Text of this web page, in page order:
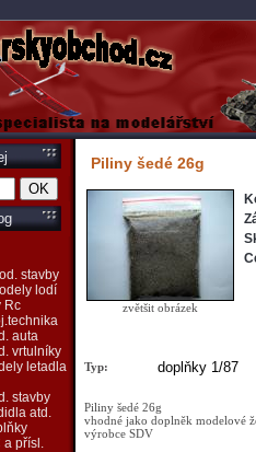
stavby
lodí
Rc
auta
vrtulníky
letadla
stavby
atd.
a přísl.
Piliny šedé 26g
zvětšit obrázek
Typ: doplňky 1/87
Piliny šedé 26g
vhodné jako doplněk modelové
výrobce SDV